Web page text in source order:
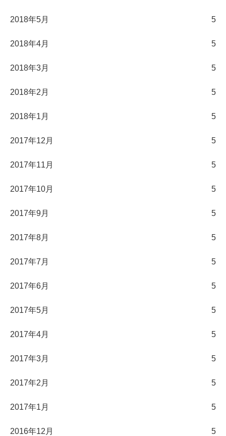
2018年5月 5
2018年4月 5
2018年3月 5
2018年2月 5
2018年1月 5
2017年12月 5
2017年11月 5
2017年10月 5
2017年9月 5
2017年8月 5
2017年7月 5
2017年6月 5
2017年5月 5
2017年4月 5
2017年3月 5
2017年2月 5
2017年1月 5
2016年12月 5